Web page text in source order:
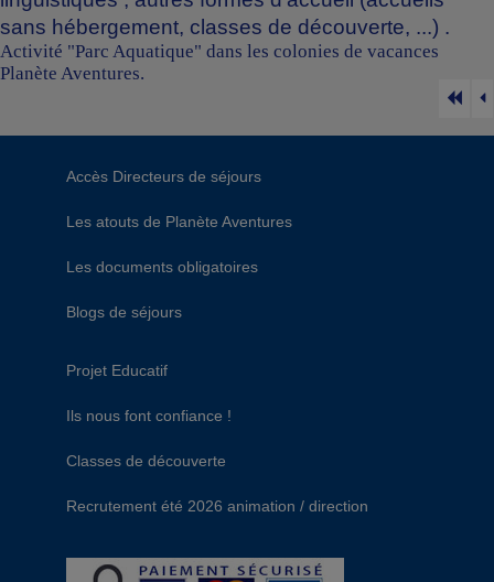
sans hébergement, classes de découverte, ...) .
Activité "Parc Aquatique" dans les colonies de vacances
Planète Aventures.
Accès Directeurs de séjours
Les atouts de Planète Aventures
Les documents obligatoires
Blogs de séjours
Projet Educatif
Ils nous font confiance !
Classes de découverte
Recrutement été 2026 animation / direction